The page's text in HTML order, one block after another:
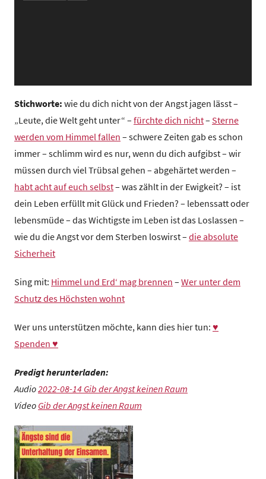
u
Stichworte: wie du dich nicht von der Angst jagen lässt –
„Leute, die Welt geht unter“ – fürchte dich nicht– Sterne
werden vom Himmel fallen – schwere Zeiten gab es schon
immer – schlimm wird es nur, wenn du dich aufgibst – wir
müssen durch viel Trübsal gehen – abgehärtet werden –
habt acht auf euch selbst– was zählt in der Ewigkeit? – ist
dein Leben erfüllt mit Glück und Frieden? – lebenssatt oder
lebensmüde – das Wichtigste im Leben ist das Loslassen –
wie du die Angst vor dem Sterben loswirst – die absolute
Sicherheit
Sing mit: Himmel und Erd‘ mag brennen – Wer unter dem
Schutz des Höchsten wohnt
Wer uns unterstützen möchte, kann dies hier tun: ♥
Spenden ♥
Predigt herunterladen:
Audio2022-08-14 Gib der Angst keinen Raum
Video Gib der Angst keinen Raum